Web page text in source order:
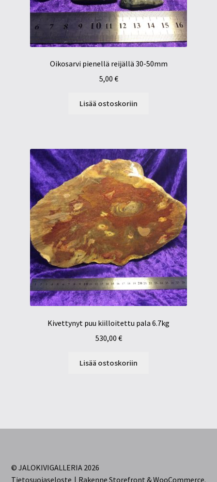
Oikosarvi pienellä reijällä 30-50mm
5,00 €
Lisää ostoskoriin
Kivettynyt puu kiilloitettu pala 6.7kg
530,00 €
Lisää ostoskoriin
© JALOKIVIGALLERIA 2026
Tietosuojaseloste
Rakenne Storefront & WooCommerce.